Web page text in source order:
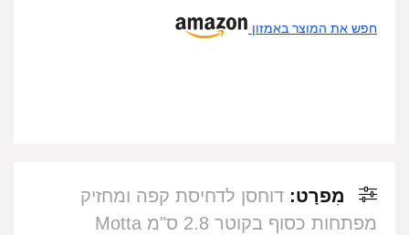
חפש את המוצר באמזון
מִפרָט: דוחסן לדחיסת קפה ומחזיק
מפתחות כסוף בקוטר 2.8 ס"מ Motta